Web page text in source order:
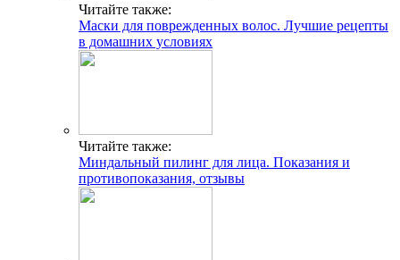
Читайте также:
Маски для поврежденных волос. Лучшие рецепты
в домашних условиях
Читайте также:
Миндальный пилинг для лица. Показания и
противопоказания, отзывы